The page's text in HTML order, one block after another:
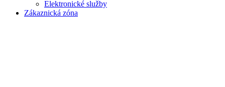
Elektronické služby
Zákaznická zóna